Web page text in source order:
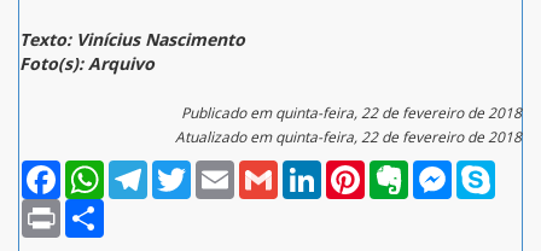
Texto: Vinícius Nascimento
Foto(s): Arquivo
Publicado em quinta-feira, 22 de fevereiro de 2018
Atualizado em quinta-feira, 22 de fevereiro de 2018
FacebookWhatsAppTelegramTwitterEmail Gmail LinkedInPinterestEvernoteMessenger
Print